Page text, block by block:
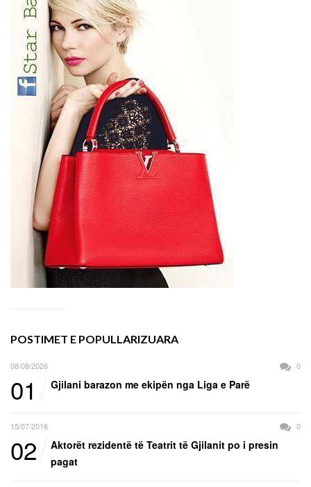
POSTIMET E POPULLARIZUARA
08/08/2026 0
01 Gjilani barazon me ekipën nga Liga e Parë
15/07/2016 0
02
Aktorët rezidentë të Teatrit të Gjilanit po i presin
pagat